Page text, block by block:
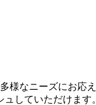
様なニーズにお応
していただけます。